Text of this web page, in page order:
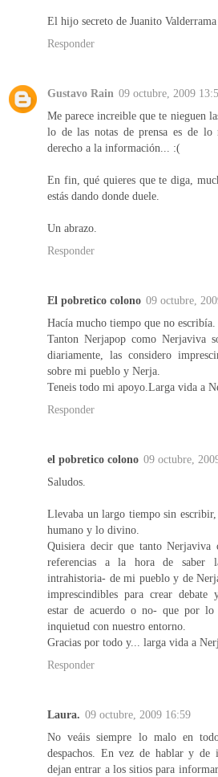
El hijo secreto de Juanito Valderrama
Responder
Gustavo Rain 09 octubre, 2009
Me parece increible que te nieguen
lo de las notas de prensa es de
derecho a la información... :(
En fin, qué quieres que te diga,
estás dando donde duele.
Un abrazo.
Responder
El pobretico colono 09 octubre,
Hacía mucho tiempo que no escribía.
Tanton Nerjapop como Nerjaviva
diariamente, las considero
sobre mi pueblo y Nerja.
Teneis todo mi apoyo.Larga vida a
Responder
el pobretico colono 09 octubre,
Saludos.
Llevaba un largo tiempo sin
humano y lo divino.
Quisiera decir que tanto Nerjaviva
referencias a la hora de saber
intrahistoria- de mi pueblo y de
imprescindibles para crear debate
estar de acuerdo o no- que por lo
inquietud con nuestro entorno.
Gracias por todo y... larga vida a
Responder
Laura. 09 octubre, 2009 16:59
No veáis siempre lo malo en
despachos. En vez de hablar y de
dejan entrar a los sitios para